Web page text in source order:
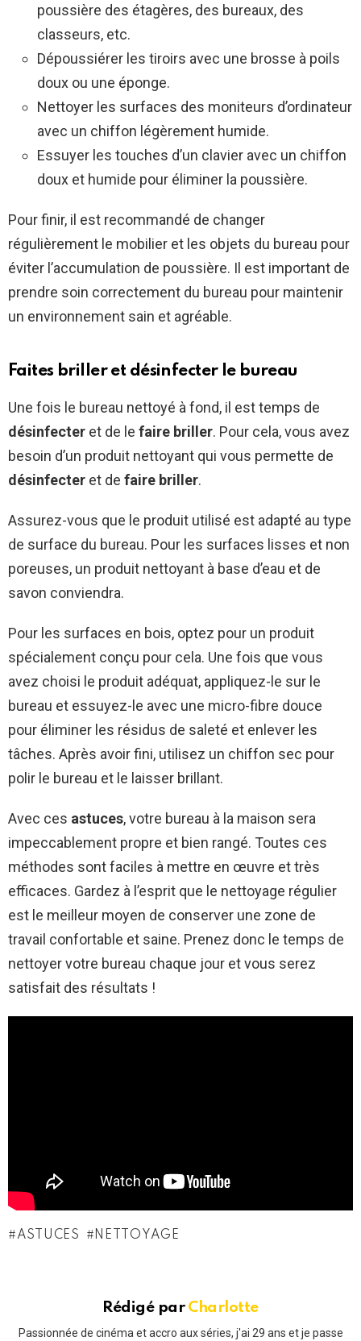
poussière des étagères, des bureaux, des
classeurs, etc.
Dépoussiérer les tiroirs avec une brosse à poils
doux ou une éponge.
Nettoyer les surfaces des moniteurs d’ordinateur
avec un chiffon légèrement humide.
Essuyer les touches d’un clavier avec un chiffon
doux et humide pour éliminer la poussière.
Pour finir, il est recommandé de changer
régulièrement le mobilier et les objets du bureau pour
éviter l’accumulation de poussière. Il est important de
prendre soin correctement du bureau pour maintenir
un environnement sain et agréable.
Faites briller et désinfecter le bureau
Une fois le bureau nettoyé à fond, il est temps de
désinfecter et de le faire briller. Pour cela, vous avez
besoin d’un produit nettoyant qui vous permette de
désinfecter et de faire briller.
Assurez-vous que le produit utilisé est adapté au type
de surface du bureau. Pour les surfaces lisses et non
poreuses, un produit nettoyant à base d’eau et de
savon conviendra.
Pour les surfaces en bois, optez pour un produit
spécialement conçu pour cela. Une fois que vous
avez choisi le produit adéquat, appliquez-le sur le
bureau et essuyez-le avec une micro-fibre douce
pour éliminer les résidus de saleté et enlever les
tâches. Après avoir fini, utilisez un chiffon sec pour
polir le bureau et le laisser brillant.
Avec ces astuces, votre bureau à la maison sera
impeccablement propre et bien rangé. Toutes ces
méthodes sont faciles à mettre en œuvre et très
efficaces. Gardez à l’esprit que le nettoyage régulier
est le meilleur moyen de conserver une zone de
travail confortable et saine. Prenez donc le temps de
nettoyer votre bureau chaque jour et vous serez
satisfait des résultats !
ASTUCES NETTOYAGE
Rédigé par Charlotte
Passionnée de cinéma et accro aux séries, j'ai 29 ans et je passe